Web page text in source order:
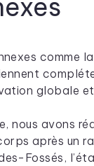
comme
globale
nous avons
après un
Fossés,